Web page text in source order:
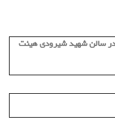
1388 در سالن شهيد شيرودى هيئت